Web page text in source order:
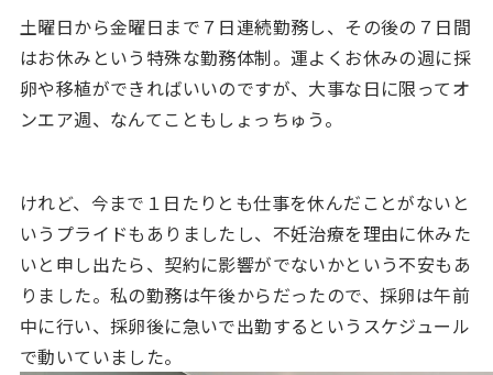
土曜日から金曜日まで７日連続勤務し、その後の７日間
はお休みという特殊な勤務体制。運よくお休みの週に採
卵や移植ができればいいのですが、大事な日に限ってオ
ンエア週、なんてこともしょっちゅう。
けれど、今まで１日たりとも仕事を休んだことがないと
いうプライドもありましたし、不妊治療を理由に休みた
いと申し出たら、契約に影響がでないかという不安もあ
りました。私の勤務は午後からだったので、採卵は午前
中に行い、採卵後に急いで出勤するというスケジュール
で動いていました。